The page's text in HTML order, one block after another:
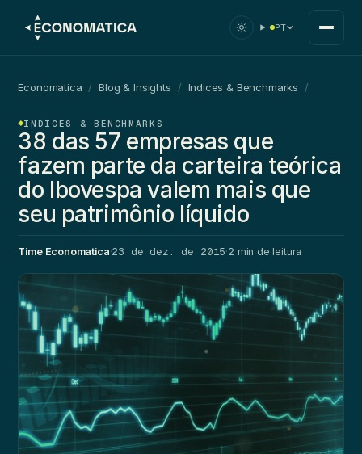
PT
Economatica / Blog & Insights / Indices & Benchmarks /
INDICES & BENCHMARKS
38 das 57 empresas que
fazem parte da carteira teórica
do Ibovespa valem mais que
seu patrimônio líquido
Time Economatica·23 de dez. de 2015·2 min de leitura